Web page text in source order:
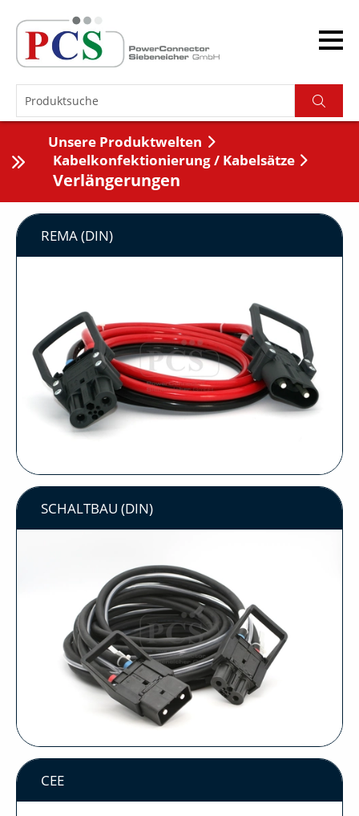
Unsere Produktwelten
Kabelkonfektionierung / Kabelsätze
Verlängerungen
REMA (DIN)
SCHALTBAU (DIN)
CEE